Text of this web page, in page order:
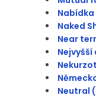
Nabídka
Naked
Near
Neutral